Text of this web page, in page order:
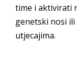
time i aktivirati
genetski nosi
utjecajima.